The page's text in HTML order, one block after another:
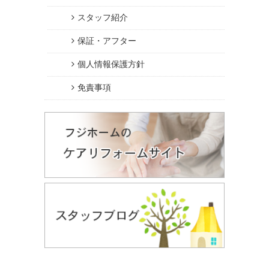
スタッフ紹介
保証・アフター
個人情報保護方針
免責事項